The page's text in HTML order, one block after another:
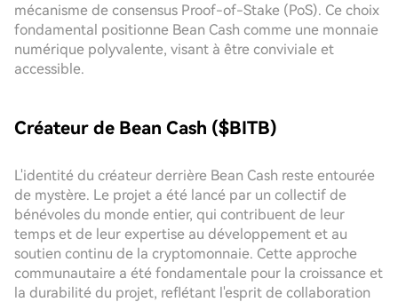
mécanisme de consensus Proof-of-Stake (PoS). Ce choix
fondamental positionne Bean Cash comme une monnaie
numérique polyvalente, visant à être conviviale et
accessible.
Créateur de Bean Cash ($BITB)
L'identité du créateur derrière Bean Cash reste entourée
de mystère. Le projet a été lancé par un collectif de
bénévoles du monde entier, qui contribuent de leur
temps et de leur expertise au développement et au
soutien continu de la cryptomonnaie. Cette approche
communautaire a été fondamentale pour la croissance et
la durabilité du projet, reflétant l'esprit de collaboration